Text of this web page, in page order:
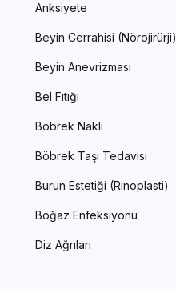
Anksiyete
Beyin Cerrahisi (Nörojirürji)
Beyin Anevrizması
Bel Fıtığı
Böbrek Nakli
Böbrek Taşı Tedavisi
Burun Estetiği (Rinoplasti)
Boğaz Enfeksiyonu
Diz Ağrıları